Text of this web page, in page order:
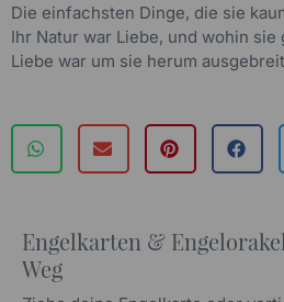
Die einfachsten Dinge, die sie
Ihr Natur war Liebe, und wohin sie
Liebe war um sie herum
Engelkarten &
Weg